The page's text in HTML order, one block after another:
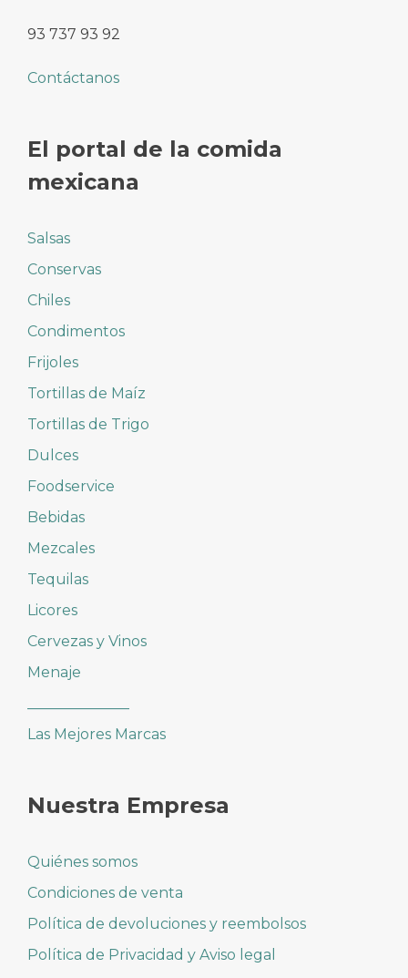
93 737 93 92
Contáctanos
El portal de la comida
mexicana
Salsas
Conservas
Chiles
Condimentos
Frijoles
Tortillas de Maíz
Tortillas de Trigo
Dulces
Foodservice
Bebidas
Mezcales
Tequilas
Licores
Cervezas y Vinos
Menaje
Las Mejores Marcas
Nuestra Empresa
Quiénes somos
Condiciones de venta
Política de devoluciones y reembolsos
Política de Privacidad y Aviso legal